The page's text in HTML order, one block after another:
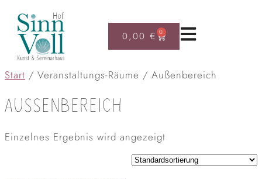
0,00€ 0
Start / Veranstaltungs-Räume / Außenbereich
AUSSENBEREICH
Einzelnes Ergebnis wird angezeigt